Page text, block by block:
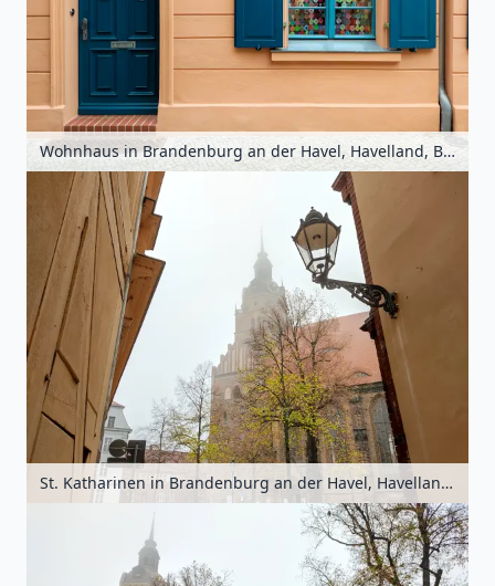
Wohnhaus in Brandenburg an der Havel, Havelland, Brandenburg, Deutschland
St. Katharinen in Brandenburg an der Havel, Havelland, Brandenburg, Deutschland